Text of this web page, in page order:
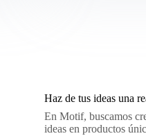
Haz de tus ideas una
En Motif, buscamos
ideas en productos